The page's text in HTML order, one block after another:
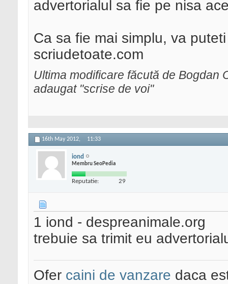
advertorialul sa fie pe nisa
Ca sa fie mai simplu, va
scriudetoate.com
Ultima modificare făcută de Bogdan
adaugat "scrise de voi"
16th May 2012, 11:33
iond
Membru SeoPedia
Reputatie: 29
1 iond - despreanimale.org
trebuie sa trimit eu
Ofer caini de vanzare daca